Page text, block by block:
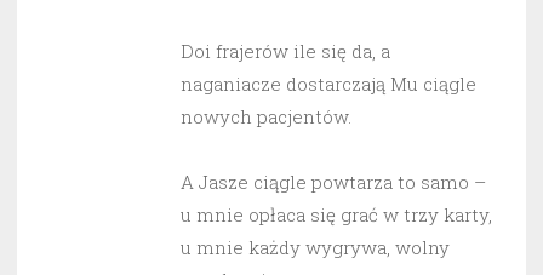
Doi frajerów ile się da, a
naganiacze dostarczają Mu ciągle
nowych pacjentów.
A Jasze ciągle powtarza to samo –
u mnie opłaca się grać w trzy karty,
u mnie każdy wygrywa, wolny